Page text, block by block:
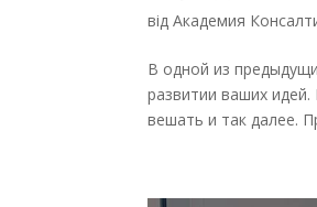
відАкадемия
В одной из
развитии ваших
вешать и так далее.